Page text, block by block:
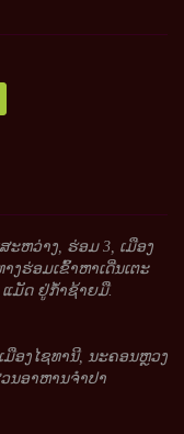
ະຫວ່າງ, ຮ່ອມ 3, ເມືອງ
ງຮ່ອມເຂົ້າຫາເດີ່ນເຕະ
ແມັດ ຢູ່ກໍ້າຊ້າຍມື.
ມືອງໄຊທານີ, ນະຄອນຫຼວງ
ນອາຫານຈໍາປາ